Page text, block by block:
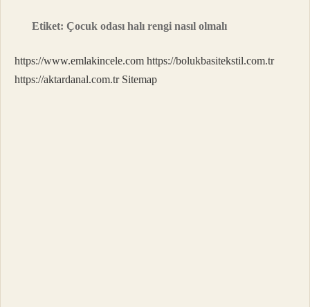
Etiket:Çocuk odası halı rengi nasıl olmalı
https://www.emlakincele.com https://bolukbasitekstil.com.tr
https://aktardanal.com.tr Sitemap